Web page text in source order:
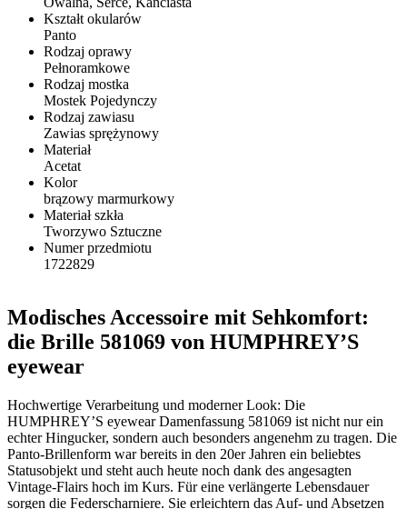
Kształt okularów
Panto
Rodzaj oprawy
Pełnoramkowe
Rodzaj mostka
Mostek Pojedynczy
Rodzaj zawiasu
Zawias sprężynowy
Materiał
Acetat
Kolor
brązowy marmurkowy
Materiał szkła
Tworzywo Sztuczne
Numer przedmiotu
1722829
Modisches Accessoire mit Sehkomfort:
die Brille 581069 von HUMPHREY’S
eyewear
Hochwertige Verarbeitung und moderner Look: Die
HUMPHREY’S eyewear Damenfassung 581069 ist nicht nur ein
echter Hingucker, sondern auch besonders angenehm zu tragen. Die
Panto-Brillenform war bereits in den 20er Jahren ein beliebtes
Statusobjekt und steht auch heute noch dank des angesagten
Vintage-Flairs hoch im Kurs. Für eine verlängerte Lebensdauer
sorgen die Federscharniere. Sie erleichtern das Auf- und Absetzen